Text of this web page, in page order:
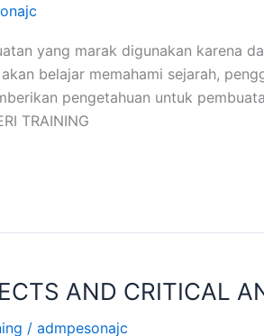
yang marak digunakan karena
belajar memahami sejarah,
pengetahuan untuk
TRAINING
AND CRITICAL
/ admpesonajc